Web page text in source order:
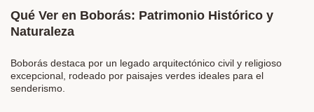
Qué Ver en Boborás: Patrimonio Histórico y
Naturaleza
Boborás destaca por un legado arquitectónico civil y religioso
excepcional, rodeado por paisajes verdes ideales para el
senderismo.